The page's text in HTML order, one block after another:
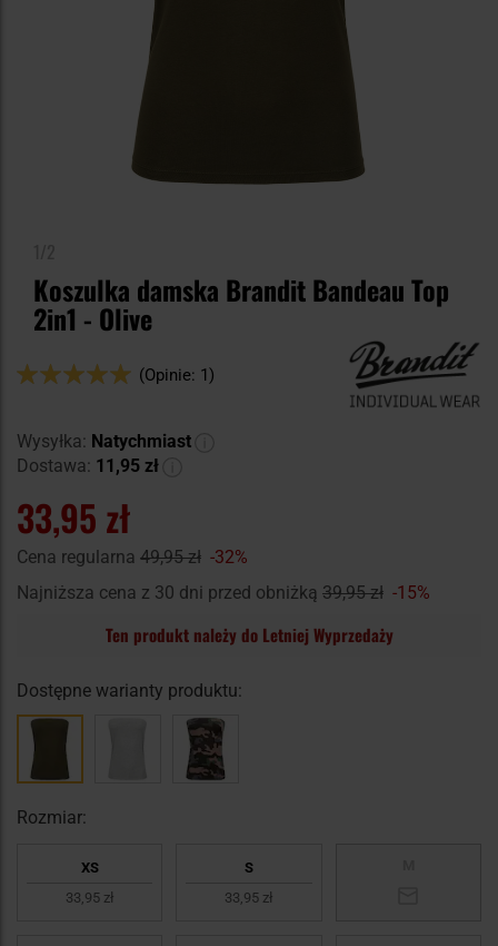
Koszulka damska Brandit Bandeau Top
2in1 - Olive
Ocena:
(Opinie: 1)
Wysyłka: Natychmiast
Dostawa: 11,95 zł
33,95 zł
Cena regularna 49,95 zł -32%
Najniższa cena z 30 dni przed obniżką 39,95 zł -15%
Ten produkt należy do Letniej Wyprzedaży
Dostępne warianty produktu:
Rozmiar:
XS
33,95 zł
S
33,95 zł